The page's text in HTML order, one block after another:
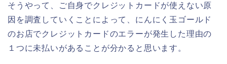
そうやって、ご自身でクレジットカードが使えない原
因を調査していくことによって、にんにく玉ゴールド
のお店でクレジットカードのエラーが発生した理由の
１つに未払いがあることが分かると思います。